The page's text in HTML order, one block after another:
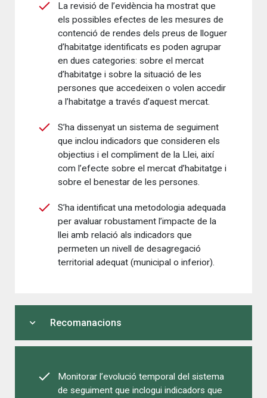
La revisió de l’evidència ha mostrat que
els possibles efectes de les mesures de
contenció de rendes dels preus de lloguer
d’habitatge identificats es poden agrupar
en dues categories: sobre el mercat
d’habitatge i sobre la situació de les
persones que accedeixen o volen accedir
a l’habitatge a través d’aquest mercat.
S’ha dissenyat un sistema de seguiment
que inclou indicadors que consideren els
objectius i el compliment de la Llei, així
com l’efecte sobre el mercat d’habitatge i
sobre el benestar de les persones.
S’ha identificat una metodologia adequada
per avaluar robustament l’impacte de la
llei amb relació als indicadors que
permeten un nivell de desagregació
territorial adequat (municipal o inferior).
expand_more Recomanacions
Monitorar l’evolució temporal del sistema
de seguiment que inclogui indicadors que